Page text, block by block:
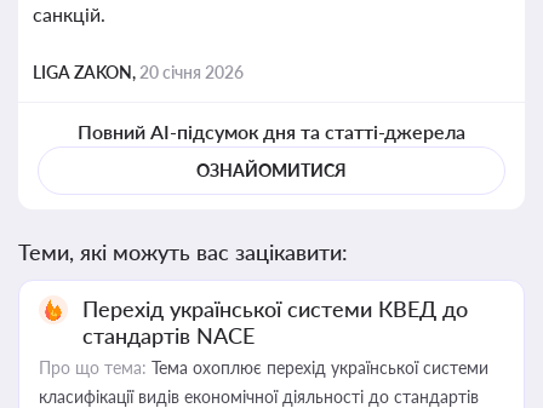
санкцій.
LIGA ZAKON, 20 січня 2026
Повний AI-підсумок дня та статті-джерела
ОЗНАЙОМИТИСЯ
Теми, які можуть вас зацікавити:
Перехід української системи КВЕД до
стандартів NACE
Про що тема: Тема охоплює перехід української системи
класифікації видів економічної діяльності до стандартів